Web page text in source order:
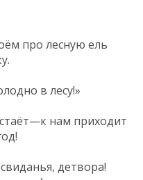
про лесную ель
в лесу!»
нам приходит
детвора!